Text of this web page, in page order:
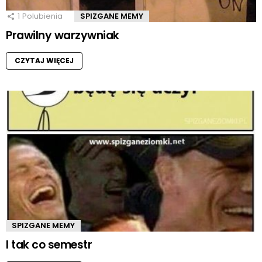
1 Polubienia SPIZGANE MEMY
Prawilny warzywniak
CZYTAJ WIĘCEJ
SPIZGANE MEMY
I tak co semestr